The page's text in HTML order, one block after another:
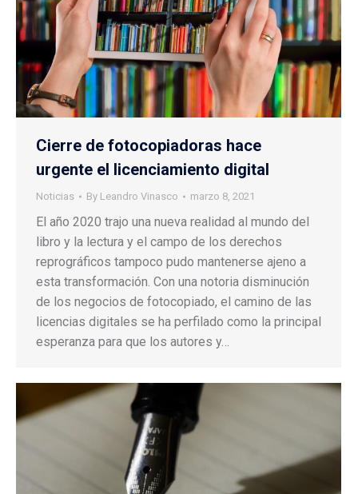
Cierre de fotocopiadoras hace
urgente el licenciamiento digital
Noticias By Leandro Vinasco marzo 8, 2021
El año 2020 trajo una nueva realidad al mundo del
libro y la lectura y el campo de los derechos
reprográficos tampoco pudo mantenerse ajeno a
esta transformación. Con una notoria disminución
de los negocios de fotocopiado, el camino de las
licencias digitales se ha perfilado como la principal
esperanza para que los autores y…